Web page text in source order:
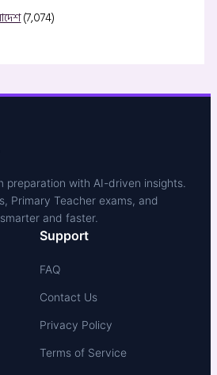
(7,074)
preparation with AI-driven insights.
Primary Teacher exams, and
and faster.
Support
FAQ
Contact Us
Privacy Policy
Terms of Service